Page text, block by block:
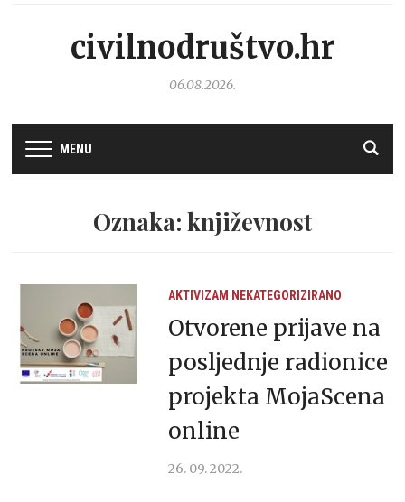
civilnodruštvo.hr
06.08.2026.
MENU
Oznaka: književnost
AKTIVIZAM NEKATEGORIZIRANO
Otvorene prijave na
posljednje radionice
projekta MojaScena
online
26. 09. 2022.